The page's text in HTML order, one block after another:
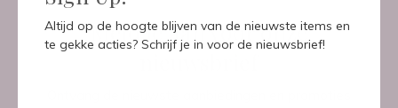
Altijd op de hoogte blijven van de nieuwste items en
te gekke acties? Schrijf je in voor de nieuwsbrief!
Meld je aan voor onze
nieuwsbrief